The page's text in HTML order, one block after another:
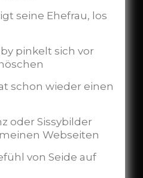
seine Ehefrau, los
pinkelt sich vor
schon wieder einen
oder Sissybilder
Webseiten
von Seide auf